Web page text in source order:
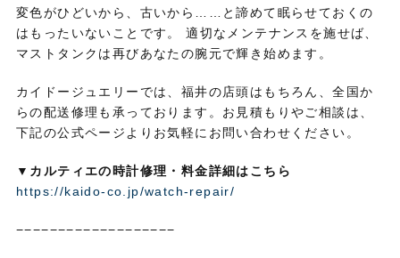
変色がひどいから、古いから……と諦めて眠らせておくの
はもったいないことです。 適切なメンテナンスを施せば、
マストタンクは再びあなたの腕元で輝き始めます。
カイドージュエリーでは、福井の店頭はもちろん、全国か
らの配送修理も承っております。お見積もりやご相談は、
下記の公式ページよりお気軽にお問い合わせください。
▼カルティエの時計修理・料金詳細はこちら
https://kaido-co.jp/watch-repair/
−−−−−−−−−−−−−−−−−−−